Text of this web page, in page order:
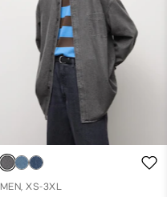
MEN, XS-3XL